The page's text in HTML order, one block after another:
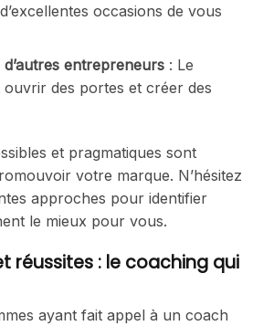
occasions de vous
entrepreneurs: Le
des portes et créer des
et pragmatiques sont
votre marque. N’hésitez
approches pour identifier
le mieux pour vous.
réussites : le coaching qui
ayant fait appel à un coach